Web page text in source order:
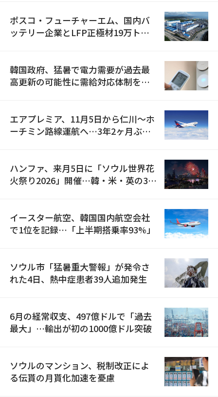
ポスコ・フューチャーエム、国内バ
ッテリー企業とLFP正極材19万トン
韓国政府、猛暑で電力需要が過去最
高更新の可能性に需給対応体制を点
エアプレミア、11月5日から仁川〜ホ
ーチミン路線運航へ…3年2ヶ月ぶり
ハンファ、来月5日に「ソウル世界花
火祭り2026」開催…韓・米・英の3カ
イースター航空、韓国国内航空会社
で1位を記録…「上半期搭乗率93%」
ソウル市「猛暑重大警報」が発令さ
れた4日、熱中症患者39人追加発生
6月の経常収支、497億ドルで「過去
最大」…輸出が初の1000億ドル突破
ソウルのマンション、税制改正によ
る伝貰の月貰化加速を憂慮